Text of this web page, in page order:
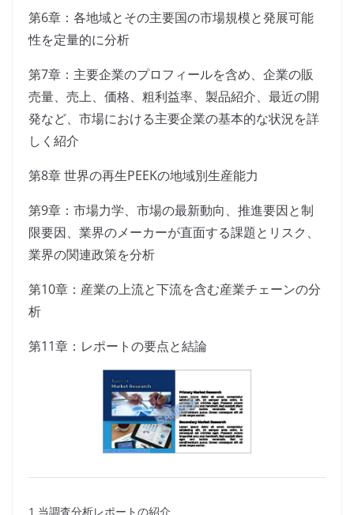
第6章：各地域とその主要国の市場規模と発展可能
性を定量的に分析
第7章：主要企業のプロフィールを含め、企業の販
売量、売上、価格、粗利益率、製品紹介、最近の開
発など、市場における主要企業の基本的な状況を詳
しく紹介
第8章 世界の再生PEEKの地域別生産能力
第9章：市場力学、市場の最新動向、推進要因と制
限要因、業界のメーカーが直面する課題とリスク、
業界の関連政策を分析
第10章：産業の上流と下流を含む産業チェーンの分
析
第11章：レポートの要点と結論
1 当調査分析レポートの紹介